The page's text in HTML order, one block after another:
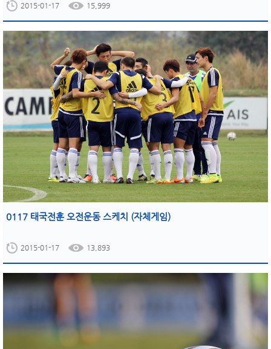
2015-01-17 15,999
0117 태국전훈 오전운동 스케치 (자체게임)
2015-01-17 13,893